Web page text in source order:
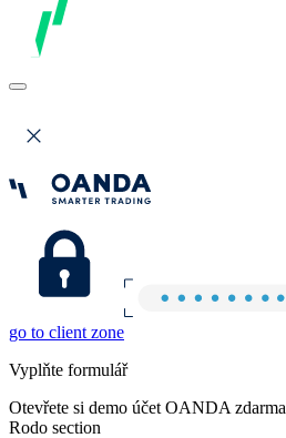
go to client zone
Vyplňte formulář
Otevřete si demo účet OANDA zdarma
Rodo section